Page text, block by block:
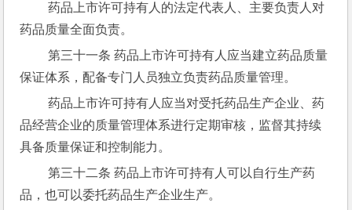
药品上市许可持有人的法定代表人、主要负责人对
药品质量全面负责。
第三十一条 药品上市许可持有人应当建立药品质量
保证体系，配备专门人员独立负责药品质量管理。
药品上市许可持有人应当对受托药品生产企业、药
品经营企业的质量管理体系进行定期审核，监督其持续
具备质量保证和控制能力。
第三十二条 药品上市许可持有人可以自行生产药
品，也可以委托药品生产企业生产。